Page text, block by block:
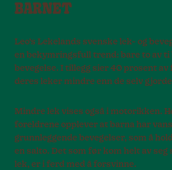
BARNET
Leo’s Lekelands svenske lek- og
en bekymringsfull trend: bare to av ti
bevegelse. I tillegg sier 40 prosent
deres leker mindre enn de selv
Mindre lek vises også i motorikken.
foreldrene opplever at barna har
grunnleggende bevegelser, som å
en salto. Det som før kom helt av seg
lek, er i ferd med å forsvinne.